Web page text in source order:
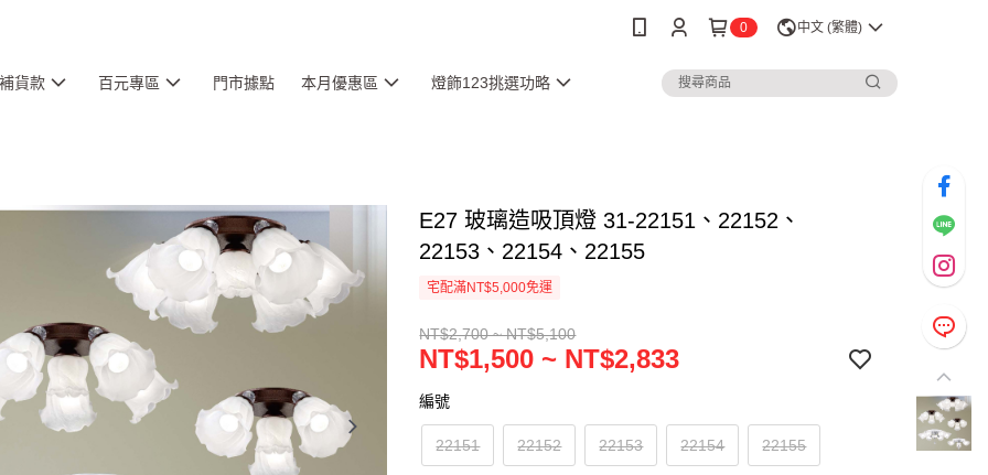
0 中文 (繁體)
貨款 百元專區 門市據點 本月優惠區 燈飾123挑選功略
E27 玻璃造吸頂燈 31-22151、22152、
22153、22154、22155
宅配滿NT$5,000免運
NT$2,700 ~ NT$5,100
NT$1,500 ~ NT$2,833
編號
22151 22152 22153 22154 22155